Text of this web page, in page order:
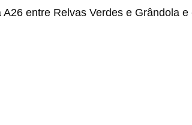
entre Relvas Verdes e Grândola